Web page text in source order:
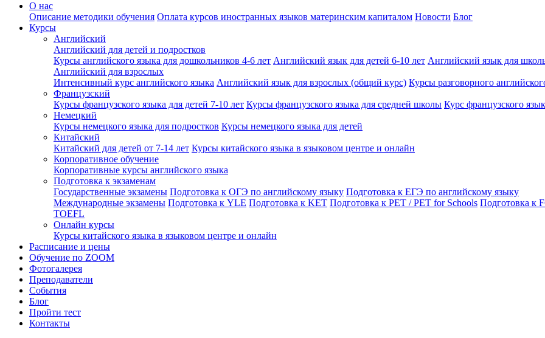
О нас
Описание методики обучения Оплата курсов иностранных языков материнским капиталом Новости Блог
Курсы
Английский
Английский для детей и подростков
Курсы английского языка для дошкольников 4-6 лет Английский язык для детей 6-10 лет Английский язык для
Английский для взрослых
Интенсивный курс английского языка Английский язык для взрослых (общий курс) Курсы разговорного
Французский
Курсы французского языка для детей 7-10 лет Курсы французского языка для средней школы Курс французского
Немецкий
Курсы немецкого языка для подростков Курсы немецкого языка для детей
Китайский
Китайский для детей от 7-14 лет Курсы китайского языка в языковом центре и онлайн
Корпоративное обучение
Корпоративные курсы английского языка
Подготовка к экзаменам
Государственные экзамены Подготовка к ОГЭ по английскому языку Подготовка к ЕГЭ по английскому языку
Международные экзамены Подготовка к YLE Подготовка к KET Подготовка к PET / PET for Schools Подготовка к
TOEFL
Онлайн курсы
Курсы китайского языка в языковом центре и онлайн
Расписание и цены
Обучение по ZOOM
Фотогалерея
Преподаватели
События
Блог
Пройти тест
Контакты